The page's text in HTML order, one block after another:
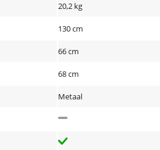
20,2 kg
130 cm
66 cm
68 cm
Metaal